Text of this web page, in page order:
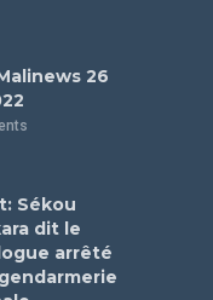
26
Sékou
dit le
arrêté